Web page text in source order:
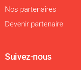
Nos partenaires
Devenir partenaire
Suivez-nous